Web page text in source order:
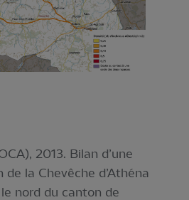
2013. Bilan d’une
la Chevêche d’Athéna
nord du canton de